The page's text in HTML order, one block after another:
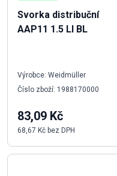
Svorka distribuční
AAP11 1.5 LI BL
Výrobce: Weidmüller
Číslo zboží: 1988170000
83,09 Kč
68,67 Kč bez DPH